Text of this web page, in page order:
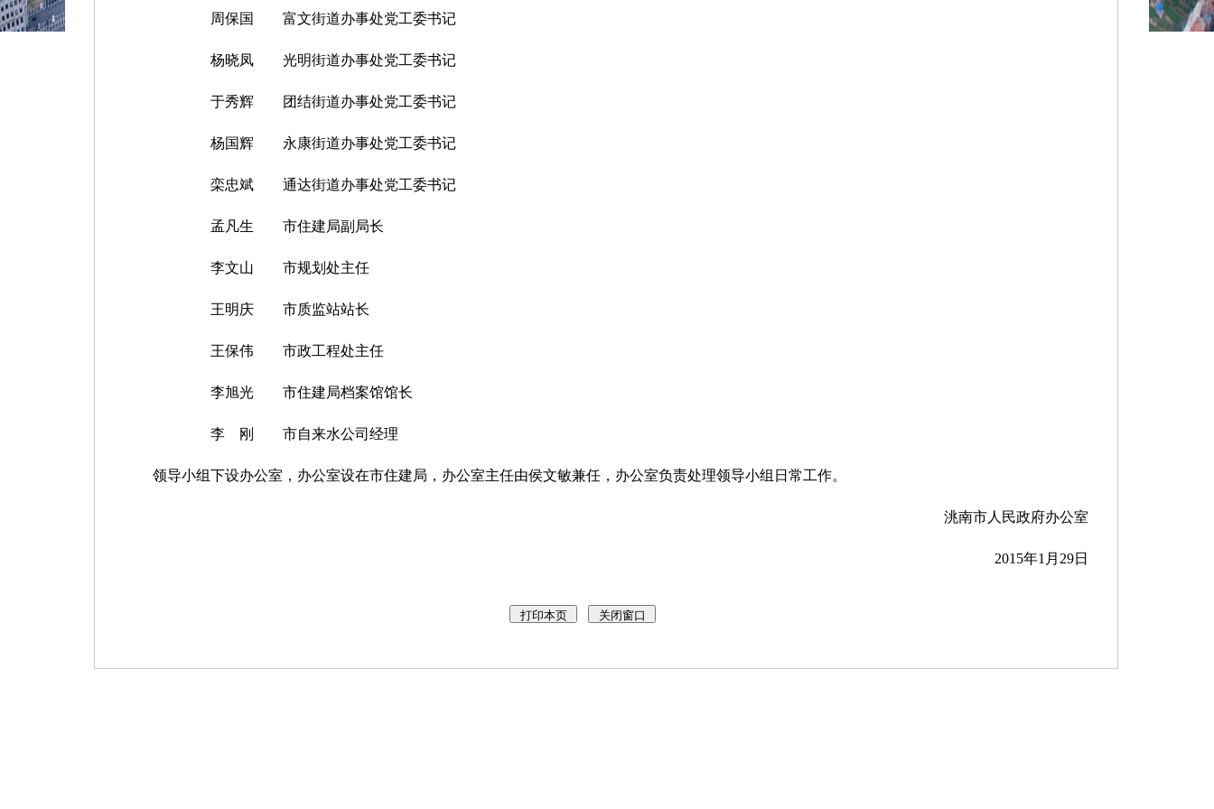
周保国 富文街道办事处党工委书记
杨晓凤 光明街道办事处党工委书记
于秀辉 团结街道办事处党工委书记
杨国辉 永康街道办事处党工委书记
栾忠斌 通达街道办事处党工委书记
孟凡生 市住建局副局长
李文山 市规划处主任
王明庆 市质监站站长
王保伟 市政工程处主任
李旭光 市住建局档案馆馆长
李 刚 市自来水公司经理
领导小组下设办公室，办公室设在市住建局，办公室主任由侯文敏兼任，办公室负责处理领导小组日常工作。
洮南市人民政府办公室
2015年1月29日